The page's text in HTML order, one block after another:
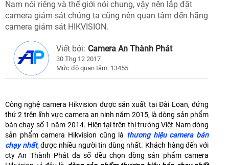
Nam nói riêng và thế giới nói chung, vậy nên lắp đặt
camera giám sát chúng ta cũng nên quan tâm đến hãng
camera giám sát HIKVISION.
Viết bởi: Camera An Thành Phát
30 Thg 12 2017
Mức độ quan tâm: 13455
Công nghệ camera Hikvision được sản xuất tại Đài Loan, đứng
thứ 2 trên lĩnh vực camera an ninh năm 2015, là dòng sản phẩm
bán chạy số 1 năm 2014. Hiện tại trên thị trường Việt Nam dòng
sản phẩm camera Hikvision cũng là thương hiệu camera bán
chạy nhất, được nhiều người tin dùng nhất. Khách hàng đến với
cty An Thành Phát đa số đều chọn dòng sản phẩm camera